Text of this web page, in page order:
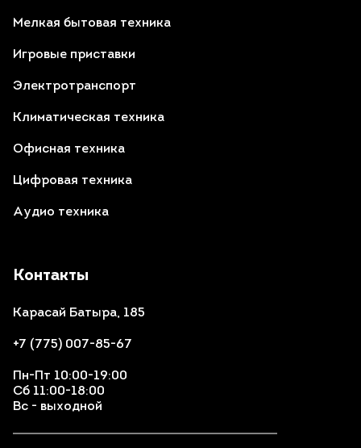
Контакты
Карасай Батыра, 185
+7 (775) 007-85-67
Пн-Пт 10:00-19:00
Сб 11:00-18:00
Вс - выходной
Мелкая бытовая техника
Игровые приставки
Электротранспорт
Климатическая техника
Офисная техника
Цифровая техника
Аудио техника